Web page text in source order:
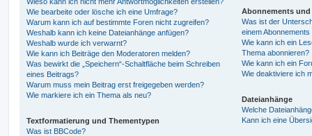
Wie bearbeite oder lösche ich eine Umfrage?
Warum kann ich auf bestimmte Foren nicht zugreifen?
Weshalb kann ich keine Dateianhänge anfügen?
Weshalb wurde ich verwarnt?
Wie kann ich Beiträge den Moderatoren melden?
Was bewirkt die „Speichern“-Schaltfläche beim Schreiben
eines Beitrags?
Warum muss mein Beitrag erst freigegeben werden?
Wie markiere ich ein Thema als neu?
Textformatierung und Thementypen
Was ist BBCode?
Abonnements und
Was ist der
einem
Wie kann ich ein
Thema abonnieren?
Wie kann ich ein
Wie deaktiviere ich
Dateianhänge
Welche
Kann ich eine